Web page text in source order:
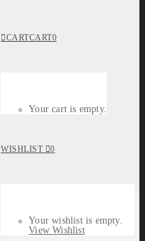
CARTCART0
Your cart is empty.
WISHLIST 0
Your wishlist is empty.
View Wishlist